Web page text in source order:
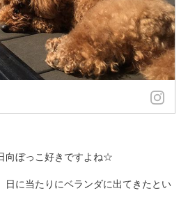
向ぼっこ好きですよね☆
日に当たりにベランダに出てきたとい